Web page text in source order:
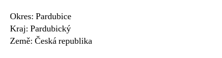
Okres: Pardubice
Kraj: Pardubický
Země: Česká republika